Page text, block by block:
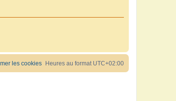
Heures au format UTC+02:00
les cookies